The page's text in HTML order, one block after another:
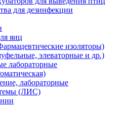
для дезинфекции
яиц
изоляторы)
элеваторные и др.)
лабораторные
лабораторные
(ЛИС)